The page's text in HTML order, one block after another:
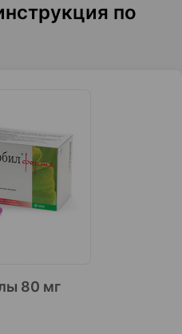
по
80 мг